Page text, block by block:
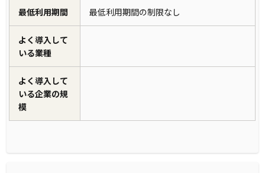
最低利用期間 最低利用期間の制限なし
よく導入して
いる業種
よく導入して
いる企業の規
模